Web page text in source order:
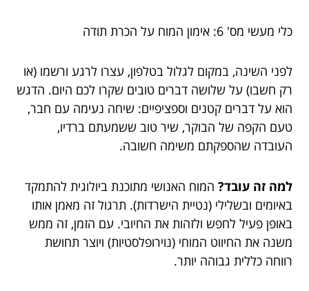
כלי מעשי מס' 6: אימון המוח על הכרת תודה
לפני השינה, במקום לגלול בטלפון, עצרו לרגע ורשמו (או
רק חשבו) על שלושה דברים טובים שקרו לכם היום. הדגש
הוא על דברים קטנים וספציפיים: שיחה נעימה עם חבר,
טעם הקפה של הבוקר, שיר טוב ששמעתם ברדיו,
העובדה שהספקתם משימה חשובה.
למה זה עובד? המוח האנושי מתוכנת ביולוגית להתמקד
באיומים ובשלילי (נטיית הישרדות). תרגול זה מאמן אותו
באופן פעיל לחפש ולזהות את החיובי. עם הזמן, זה ממש
משנה את החיווט המוחי (נוירופלסטיות) ויוצר תחושת
רווחה כללית גבוהה יותר.